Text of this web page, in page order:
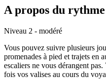
A propos du rythme
Niveau 2 - modéré
Vous pouvez suivre plusieurs
promenades à pied et trajets en
escaliers ne vous dérangent
fois vos valises au cours du